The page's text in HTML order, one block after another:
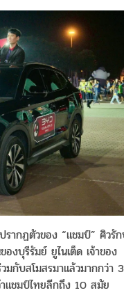
ากฏตัวของ “แชมป์” ศิวรั
งบุรีรัมย์ ยูไนเต็ด เจ้าของ
มกับสโมสรมาแล้วมากกว่า
าแชมป์ไทยลีกถึง 10 สมัย